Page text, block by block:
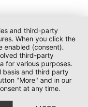
and third-party
When you click the
enabled (consent).
third-party
for various purposes.
basis and third party
"More" and in our
at any time.